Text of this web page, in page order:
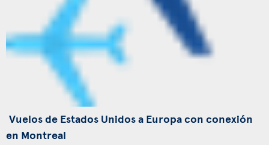
Vuelos de Estados Unidos a Europa con conexión
en Montreal